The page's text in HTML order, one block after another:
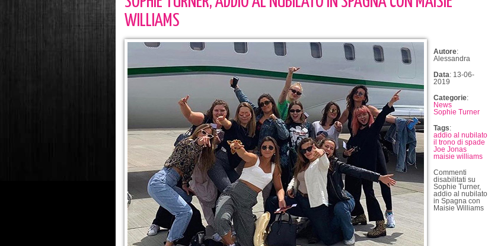
WILLIAMS
Autore:
Alessandra
Data: 13-06-
2019
Categorie:
News
Sophie Turner
Tags:
addio al nubilato
il trono di spade
Joe Jonas
maisie williams
Commenti
disabilitati su
Sophie Turner,
addio al nubilato
in Spagna con
Maisie Williams